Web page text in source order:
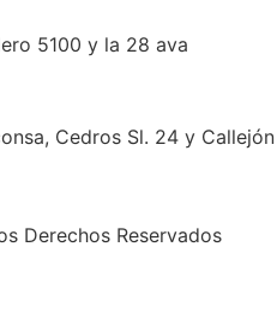
5100 y la 28 ava
Cedros Sl. 24 y Callejón
Derechos Reservados